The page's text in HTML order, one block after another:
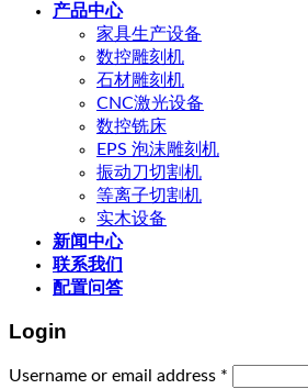
产品中心
家具生产设备
数控雕刻机
石材雕刻机
CNC激光设备
数控铣床
EPS 泡沫雕刻机
振动刀切割机
等离子切割机
实木设备
新闻中心
联系我们
配置问答
Login
Username or email address *